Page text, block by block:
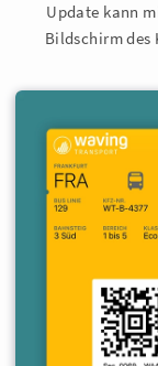
Update kann
Bildschirm des